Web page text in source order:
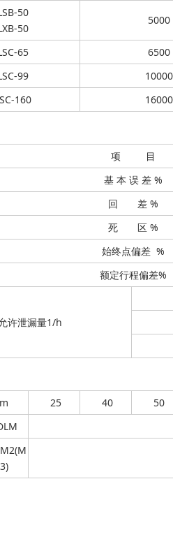
50
50
5000
65 6500
99
10000
160
16000
项 目
基 本 误 差 %
回 差 %
死 区 %
始终点偏差 %
额定行程偏差%
许泄漏量1/h
25 40 50
3)